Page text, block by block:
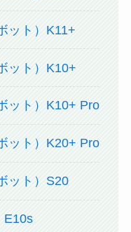
ット）K11+
ット）K10+
ット）K10+ Pro
ット）K20+ Pro
ット）S20
E10s